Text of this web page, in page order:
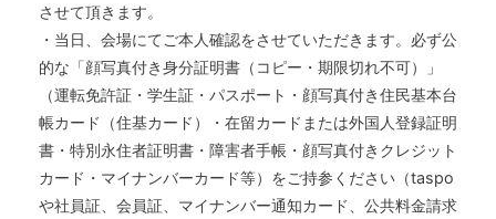
させて頂きます。
・当日、会場にてご本人確認をさせていただきます。必ず公
的な「顔写真付き身分証明書（コピー・期限切れ不可）」
（運転免許証・学生証・パスポート・顔写真付き住民基本台
帳カード（住基カード）・在留カードまたは外国人登録証明
書・特別永住者証明書・障害者手帳・顔写真付きクレジット
カード・マイナンバーカード等）をご持参ください（taspo
や社員証、会員証、マイナンバー通知カード、公共料金請求